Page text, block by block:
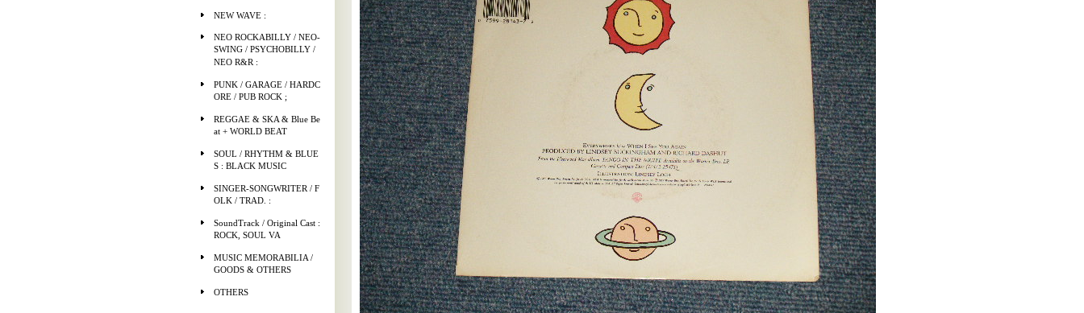
NEW WAVE :
NEO ROCKABILLY / NEO-
SWING / PSYCHOBILLY /
NEO R&R :
PUNK / GARAGE / HARDC
ORE / PUB ROCK ;
REGGAE & SKA & Blue Be
at + WORLD BEAT
SOUL / RHYTHM & BLUE
S : BLACK MUSIC
SINGER-SONGWRITER / F
OLK / TRAD. :
SoundTrack / Original Cast :
ROCK, SOUL VA
MUSIC MEMORABILIA /
GOODS & OTHERS
OTHERS